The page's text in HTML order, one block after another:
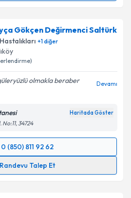
e-posta ile bilgilendireceğiz.
işlenmesine ilişkin
kabul ediyorum.
Talebini Gönder
Gökçen Değirmenci Saltürk
+1diğer
olmakla beraber
Devamı
Haritada Göster
34724
0 (850) 811 92 62
Randevu Talep Et
Talebi